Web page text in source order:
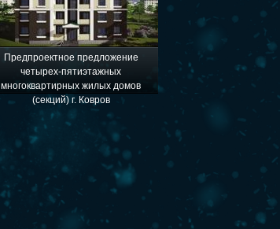
Предпроектное предложение
четырех-пятиэтажных
многоквартирных жилых домов
(секций) г. Ковров